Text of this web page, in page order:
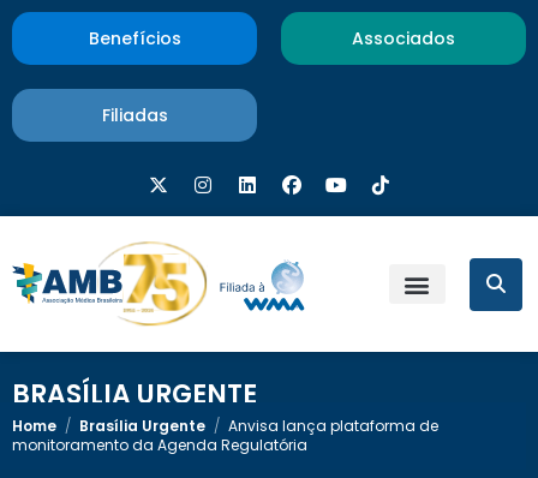
Benefícios Associados
Filiadas
BRASÍLIA URGENTE
Home / Brasília Urgente / Anvisa lança plataforma de
monitoramento da Agenda Regulatória